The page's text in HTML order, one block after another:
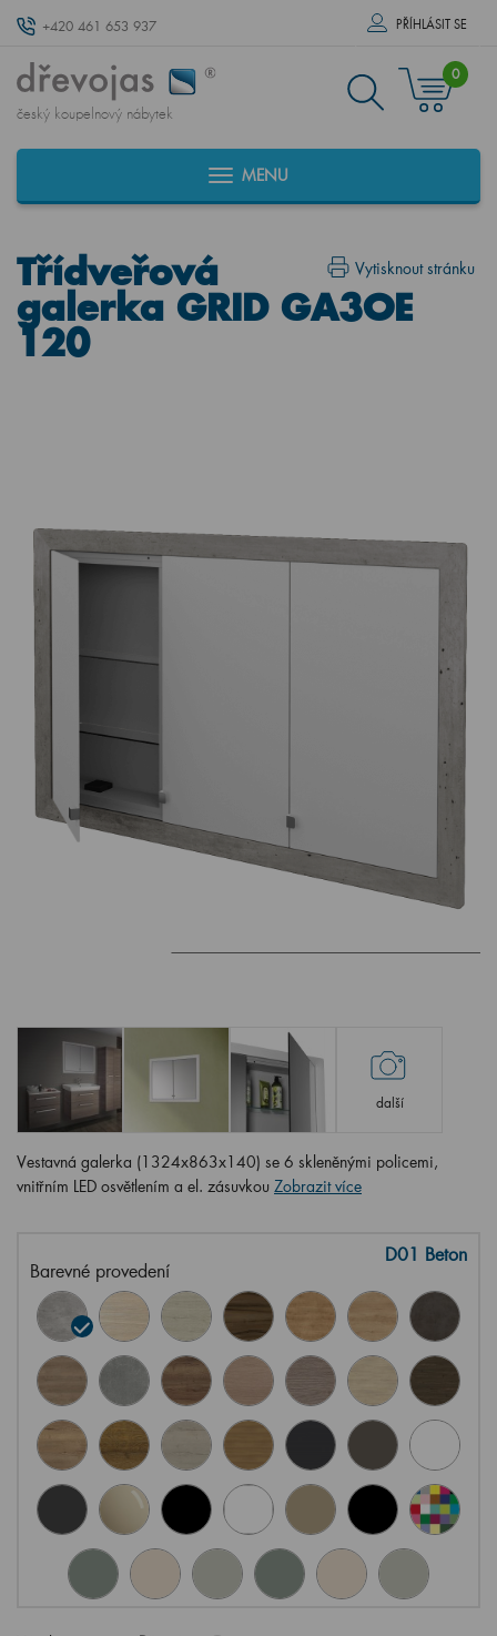
+420 461 653 937 PŘÍHLÁSIT SE
český koupelnový nábytek
0
MENU
Vytisknout stránku
Třídveřová
galerka GRID GA3OE
120
další
Vestavná galerka (1324x863x140) se 6 skleněnými policemi,
vnitřním LED osvětlením a el. zásuvkou Zobrazit více
Barevné provedení
D01 Beton